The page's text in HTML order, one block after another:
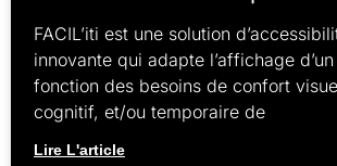
FACIL’iti est une solution
innovante qui adapte l’affichage
fonction des besoins de confort
cognitif, et/ou temporaire de
Lire L'article